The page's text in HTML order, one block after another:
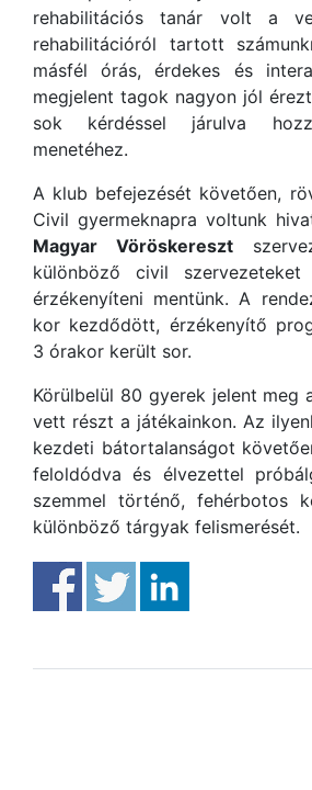
rehabilitációs tanár volt a
rehabilitációról tartott
másfél órás, érdekes és
megjelent tagok nagyon jól
sok kérdéssel járulva
menetéhez.
A klub befejezését követően,
Civil gyermeknapra voltunk
Magyar Vöröskereszt
különböző civil
érzékenyíteni mentünk. A
kor kezdődött, érzékenyítő
3 órakor került sor.
Körülbelül 80 gyerek jelent meg
vett részt a játékainkon. Az
kezdeti bátortalanságot
feloldódva és élvezettel
szemmel történő, fehérbotos
különböző tárgyak felismerését.